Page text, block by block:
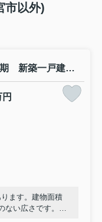
市以外)
LIGARE小山市城東10期 新築一戸建て １号棟
ます。建物面積
い広さです。バ